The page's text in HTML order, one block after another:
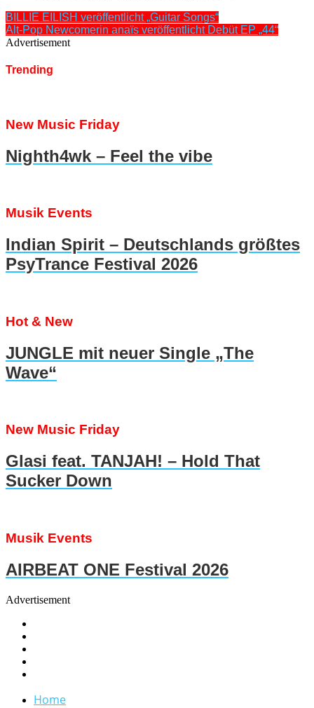
BILLIE EILISH veröffentlicht „Guitar Songs“
Alt-Pop Newcomerin anaïs veröffentlicht Debüt EP „44“
Advertisement
Trending
New Music Friday
Nighth4wk – Feel the vibe
Musik Events
Indian Spirit – Deutschlands größtes
PsyTrance Festival 2026
Hot & New
JUNGLE mit neuer Single „The
Wave“
New Music Friday
Glasi feat. TANJAH! – Hold That
Sucker Down
Musik Events
AIRBEAT ONE Festival 2026
Advertisement
Home